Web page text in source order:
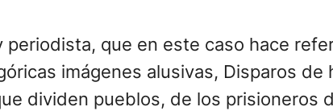
que en este caso hace
imágenes alusivas, Disparos de
dividen pueblos, de los prisioneros